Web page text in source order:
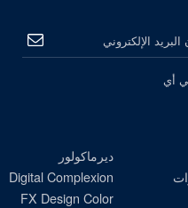
الإلكتروني
الاشتراك
أي
ديرماكولور
Digital Complexion
FX Design Color